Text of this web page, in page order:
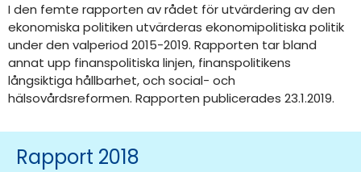
I den femte rapporten av rådet för utvärdering av den
ekonomiska politiken utvärderas ekonomipolitiska politik
under den valperiod 2015-2019. Rapporten tar bland
annat upp finanspolitiska linjen, finanspolitikens
långsiktiga hållbarhet, och social- och
hälsovårdsreformen. Rapporten publicerades 23.1.2019.
Rapport 2018